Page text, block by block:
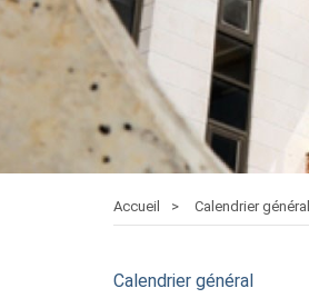
Accueil Calendrier général
Calendrier général